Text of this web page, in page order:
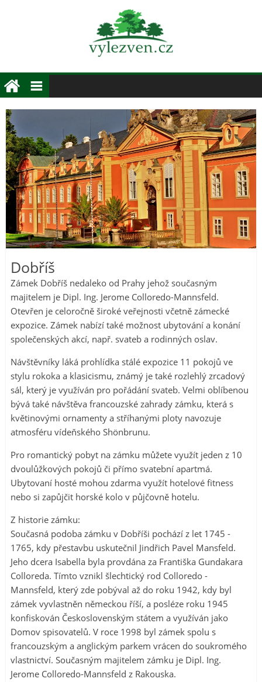
Dobříš
Zámek Dobříš nedaleko od Prahy jehož současným
majitelem je Dipl. Ing. Jerome Colloredo-Mannsfeld.
Otevřen je celoročně široké veřejnosti včetně zámecké
expozice. Zámek nabízí také možnost ubytování a konání
společenských akcí, např. svateb a rodinných oslav.
Návštěvníky láká prohlídka stálé expozice 11 pokojů ve
stylu rokoka a klasicismu, známý je také rozlehlý zrcadový
sál, který je využíván pro pořádání svateb. Velmi oblíbenou
bývá také návštěva francouzské zahrady zámku, která s
květinovými ornamenty a stříhanými ploty navozuje
atmosféru vídeňského Shönbrunu.
Pro romantický pobyt na zámku můžete využít jeden z 10
dvoulůžkových pokojů či přímo svatební apartmá.
Ubytovaní hosté mohou zdarma využít hotelové fitness
nebo si zapůjčit horské kolo v půjčovně hotelu.
Z historie zámku:
Současná podoba zámku v Dobříši pochází z let 1745 -
1765, kdy přestavbu uskutečnil Jindřich Pavel Mansfeld.
Jeho dcera Isabella byla provdána za Františka Gundakara
Colloreda. Tímto vznikl šlechtický rod Colloredo -
Mannsfeld, který zde pobýval až do roku 1942, kdy byl
zámek vyvlastněn německou říší, a posléze roku 1945
konfiskován Československým státem a využíván jako
Domov spisovatelů. V roce 1998 byl zámek spolu s
francouzským a anglickým parkem vrácen do soukromého
vlastnictví. Současným majitelem zámku je Dipl. Ing.
Jerome Colloredo-Mannsfeld z Rakouska.